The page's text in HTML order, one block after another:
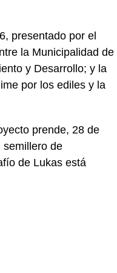
presentado por el
la Municipalidad de
y Desarrollo; y la
por los ediles y la
prende, 28 de
semillero de
de Lukas está